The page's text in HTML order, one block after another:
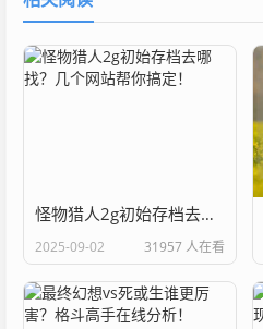
怪物猎人2g初始存档去哪找？几个网站帮你搞定！
2025-09-02 31957 人在看